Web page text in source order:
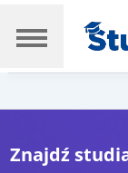
Znajdź